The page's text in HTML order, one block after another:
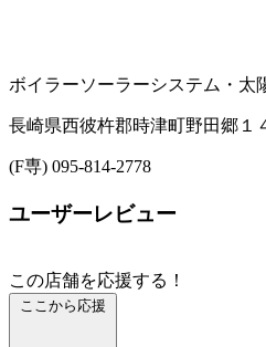
ボイラーソーラーシステム・太
長崎県西彼杵郡時津町野田郷１
(F専) 095-814-2778
ユーザーレビュー
この店舗を応援する！
ここから応援